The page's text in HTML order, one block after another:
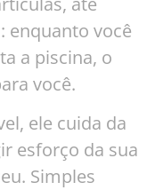
enquanto você
a piscina, o
você.
ele cuida da
esforço da sua
Simples